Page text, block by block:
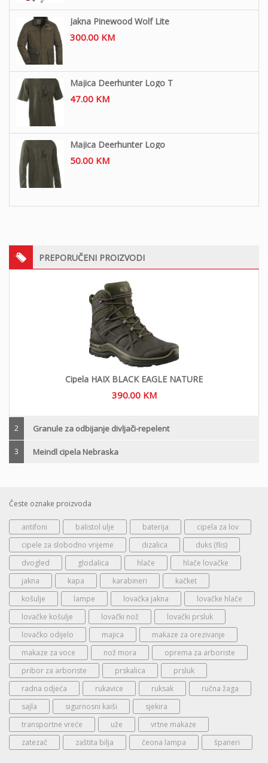
Jakna Pinewood Wolf Lite
300.00 KM
Majica Deerhunter Logo T
47.00 KM
Majica Deerhunter Logo
50.00 KM
PREPORUČENI PROIZVODI
Cipela HAIX BLACK EAGLE NATURE
390.00 KM
2 Granule za odbijanje divljači-repelent
3 Meindl cipela Nebraska
Česte oznake proizvoda
antifoni balistol ulje baterija
cipela za lov
cipele za slobodno vrijeme
dizalica
duks (flis)
dvogled
glodalica hlače
hlače lovačke
jakna
kapa karabineri
kačket
košulje
lampe lovačka jakna
lovačke hlače
lovačke košulje
lovački nož
lovački prsluk
lovačko odijelo
majica
makaze za orezivanje
makaze za voce
nož mora
oprema za arboriste
pribor za arboriste
prskalica
prsluk
radna odjeća
rukavice ruksak
ručna žaga
sajla
sigurnosni kaiši
sjekira
transportne vreće
uže
vrtne makaze
zatezač
zaštita bilja čeona lampa španeri